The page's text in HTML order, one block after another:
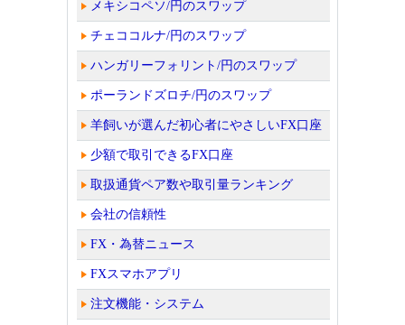
メキシコペソ/円のスワップ
チェココルナ/円のスワップ
ハンガリーフォリント/円のスワップ
ポーランドズロチ/円のスワップ
羊飼いが選んだ初心者にやさしいFX口座
少額で取引できるFX口座
取扱通貨ペア数や取引量ランキング
会社の信頼性
FX・為替ニュース
FXスマホアプリ
注文機能・システム